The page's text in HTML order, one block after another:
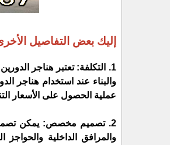
إليك بعض التفاصيل
1. التكلفة: تعتبر هناجر
والبناء عند استخدام هناجر
عملية الحصول على الأسعار
2. تصميم مخصص: يمكن تصميم
والمرافق الداخلية والحواجز